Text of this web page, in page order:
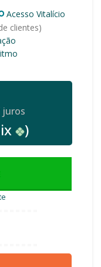
Acesso Vitalício
clientes)
juros
)